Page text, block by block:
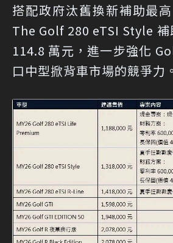
搭配政府汰舊換新補助最
The Golf 280 eTSI Style
114.8 萬元，進一步強化
口中型掀背車市場的競爭力。